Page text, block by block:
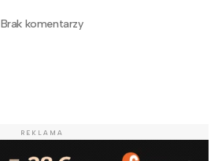
Brak komentarzy
REKLAMA